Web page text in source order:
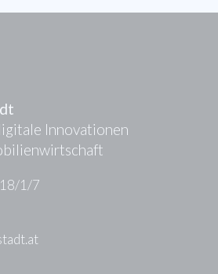
Innovationen
1/7